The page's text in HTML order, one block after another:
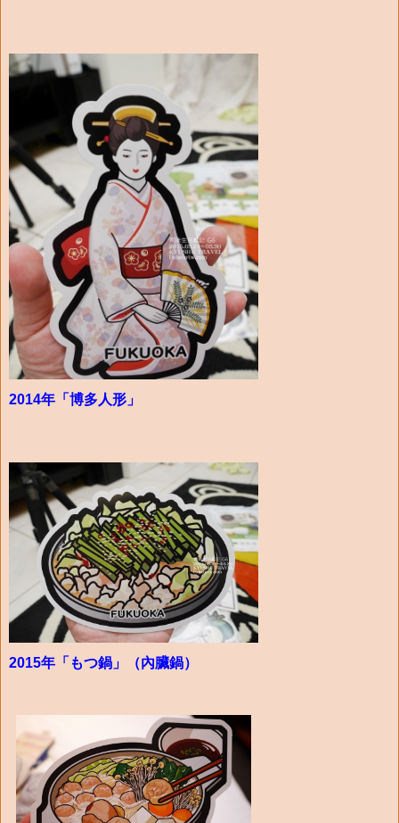
2014年「博多人形」
2015年「もつ鍋」（內臟鍋）